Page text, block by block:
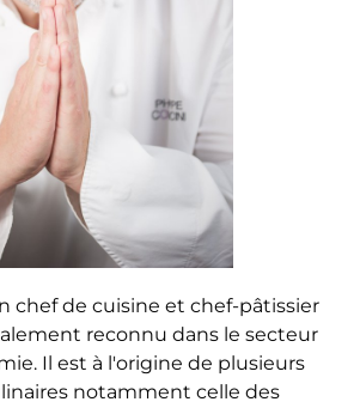
chef de cuisine et chef-pâtissier
reconnu dans le secteur
Il est à l'origine de plusieurs
notamment celle des